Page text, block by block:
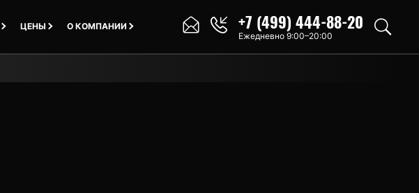
ЦЕНЫ О КОМПАНИИ +7 (499) 444-88-20
Ежедневно 9:00–20:00